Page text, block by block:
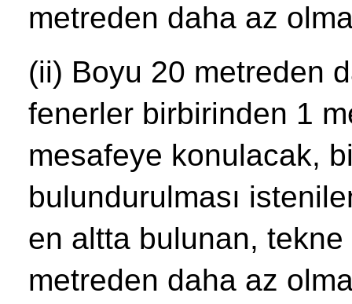
metreden daha az
(ii) Boyu 20 metreden
fenerler birbirinden 1
mesafeye konulacak,
bulundurulması
en altta bulunan,
metreden daha az